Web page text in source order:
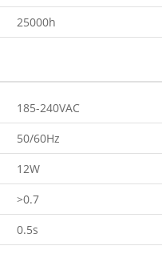
25000h
185-240VAC
50/60Hz
12W
>0.7
0.5s